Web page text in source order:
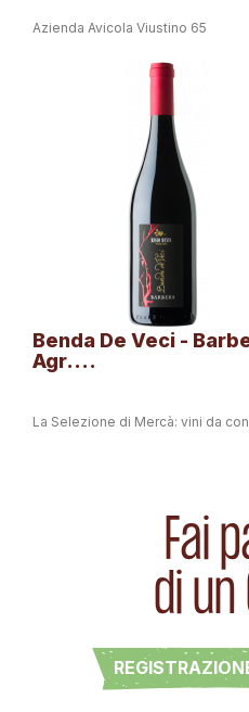
Azienda Avicola Viustino 65
Benda De Veci -
Agr....
La Selezione di Mercà: vini da
Fai
di un